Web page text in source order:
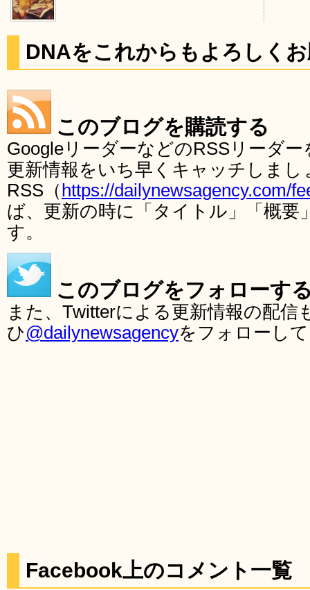
DNAをこれからもよろしく
このブログを購読する
GoogleリーダーなどのRSSリーダ
更新情報をいち早くキャッチしま
RSS（ https://dailynewsagency.com/
ば、更新の時に「タイトル」「概要
す。
このブログをフォローす
また、Twitterによる更新情報の配
ひ@dailynewsagencyをフォローし
Facebook上のコメント一覧